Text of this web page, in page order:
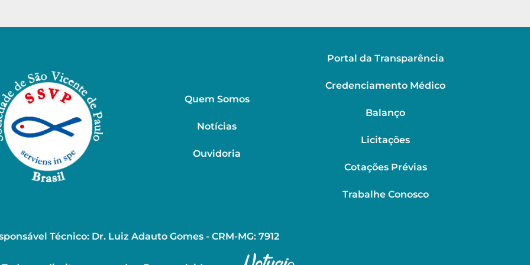
Quem Somos
Notícias
Ouvidoria
Portal da Transparência
Credenciamento Médico
Balanço
Licitações
Cotações Prévias
Trabalhe Conosco
Técnico: Dr. Luiz Adauto Gomes - CRM-MG: 7912